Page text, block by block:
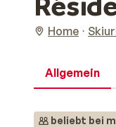
Home
Allgemein
beliebt bei